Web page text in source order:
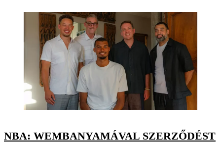
NBA: WEMBANYAMÁVAL SZERZŐDÉST